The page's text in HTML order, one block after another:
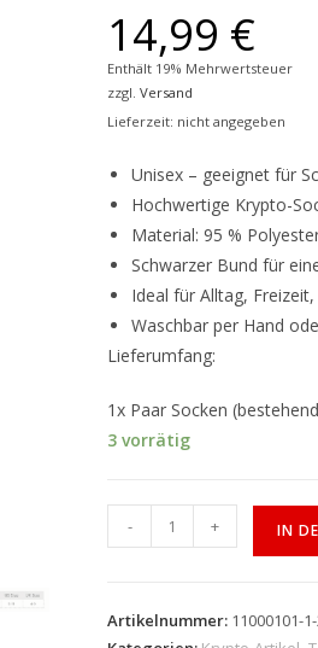
14,99 €
Enthält 19% Mehrwertsteuer
zzgl. Versand
Lieferzeit: nicht angegeben
Unisex – geeignet für
Hochwertige Krypto-
Material: 95 %
Schwarzer Bund für
Ideal für Alltag,
Waschbar per Hand
Lieferumfang:
1x Paar Socken
3 vorrätig
- + IN
Artikelnummer: 11000101-